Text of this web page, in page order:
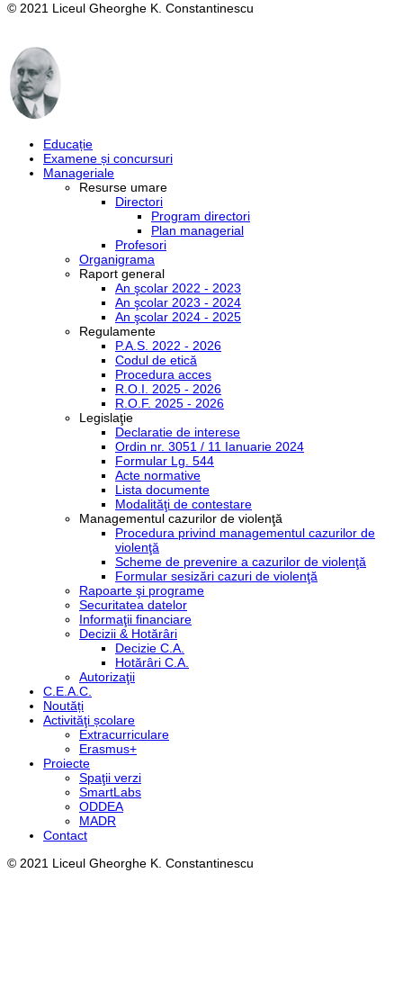
© 2021 Liceul Gheorghe K. Constantinescu
Educație
Examene și concursuri
Manageriale
Resurse umare
Directori
Program directori
Plan managerial
Profesori
Organigrama
Raport general
An şcolar 2022 - 2023
An şcolar 2023 - 2024
An şcolar 2024 - 2025
Regulamente
P.A.S. 2022 - 2026
Codul de etică
Procedura acces
R.O.I. 2025 - 2026
R.O.F. 2025 - 2026
Legislaţie
Declaratie de interese
Ordin nr. 3051 / 11 Ianuarie 2024
Formular Lg. 544
Acte normative
Lista documente
Modalităţi de contestare
Managementul cazurilor de violenţă
Procedura privind managementul cazurilor de
violenţă
Scheme de prevenire a cazurilor de violenţă
Formular sesizări cazuri de violenţă
Rapoarte şi programe
Securitatea datelor
Informaţii financiare
Decizii & Hotărâri
Decizie C.A.
Hotărâri C.A.
Autorizaţii
C.E.A.C.
Noutăți
Activităţi școlare
Extracurriculare
Erasmus+
Proiecte
Spaţii verzi
SmartLabs
ODDEA
MADR
Contact
© 2021 Liceul Gheorghe K. Constantinescu